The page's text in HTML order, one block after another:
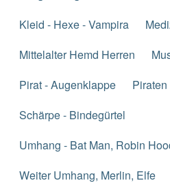
Kleid - Hexe - Vampira
Mittelalter Hemd Herren
Pirat - Augenklappe
Schärpe - Bindegürtel
Umhang - Bat Man, Robin
Weiter Umhang, Merlin, Elfe